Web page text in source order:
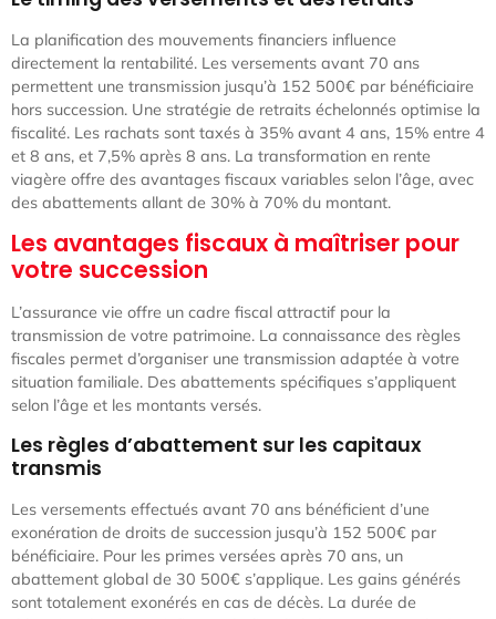
La planification des mouvements financiers influence
directement la rentabilité. Les versements avant 70 ans
permettent une transmission jusqu’à 152 500€ par bénéficiaire
hors succession. Une stratégie de retraits échelonnés optimise la
fiscalité. Les rachats sont taxés à 35% avant 4 ans, 15% entre 4
et 8 ans, et 7,5% après 8 ans. La transformation en rente
viagère offre des avantages fiscaux variables selon l’âge, avec
des abattements allant de 30% à 70% du montant.
Les avantages fiscaux à maîtriser pour
votre succession
L’assurance vie offre un cadre fiscal attractif pour la
transmission de votre patrimoine. La connaissance des règles
fiscales permet d’organiser une transmission adaptée à votre
situation familiale. Des abattements spécifiques s’appliquent
selon l’âge et les montants versés.
Les règles d’abattement sur les capitaux
transmis
Les versements effectués avant 70 ans bénéficient d’une
exonération de droits de succession jusqu’à 152 500€ par
bénéficiaire. Pour les primes versées après 70 ans, un
abattement global de 30 500€ s’applique. Les gains générés
sont totalement exonérés en cas de décès. La durée de